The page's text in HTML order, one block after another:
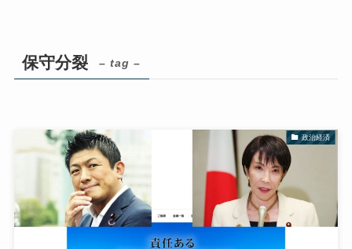
保守分裂 – tag –
政治経済